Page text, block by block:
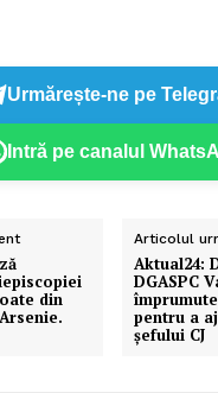
Urmărește-ne pe
Intră pe canalul
din
Articolul
Aktual24:
DGASPC
pentru a
șefului CJ